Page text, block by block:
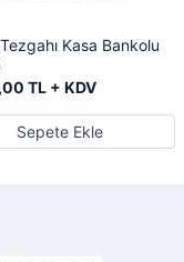
Kasa Bankolu
TL + KDV
Sepete Ekle